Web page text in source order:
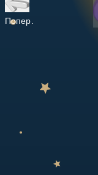
Попер.